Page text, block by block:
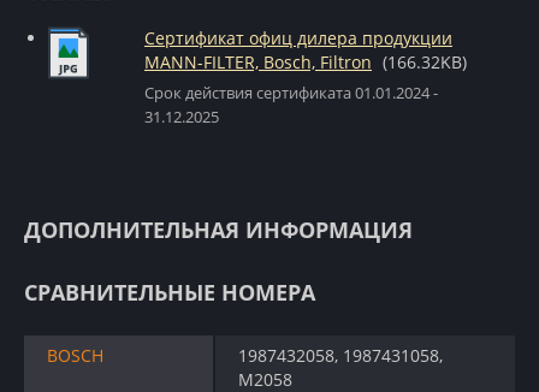
Сертификат офиц дилера продукции
MANN-FILTER, Bosch, Filtron (166.32KB)
Срок действия сертификата 01.01.2024 -
31.12.2025
ДОПОЛНИТЕЛЬНАЯ ИНФОРМАЦИЯ
СРАВНИТЕЛЬНЫЕ НОМЕРА
BOSCH
1987432058, 1987431058,
M2058